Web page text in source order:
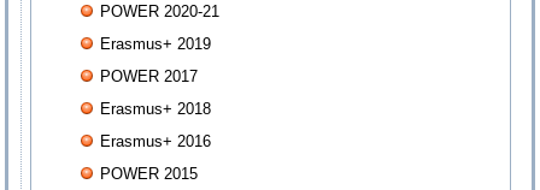
POWER 2020-21
Erasmus+ 2019
POWER 2017
Erasmus+ 2018
Erasmus+ 2016
POWER 2015